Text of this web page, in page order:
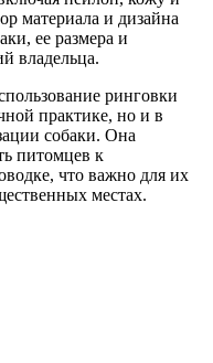
материала и дизайна
ее размера и
владельца.
ринговки
практике, но и в
собаки. Она
питомцев к
что важно для их
местах.